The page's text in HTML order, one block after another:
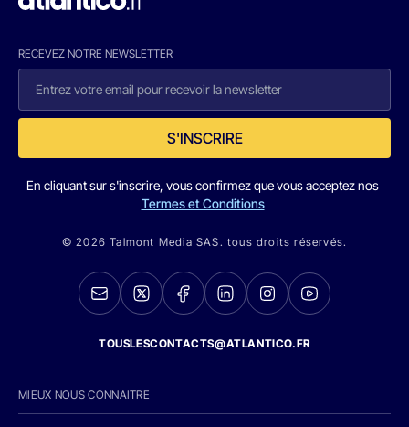
RECEVEZ NOTRE NEWSLETTER
S'INSCRIRE
En cliquant sur s'inscrire, vous confirmez que vous acceptez nos
Termes et Conditions
© 2026 Talmont Media SAS. tous droits réservés.
TOUSLESCONTACTS@ATLANTICO.FR
MIEUX NOUS CONNAITRE